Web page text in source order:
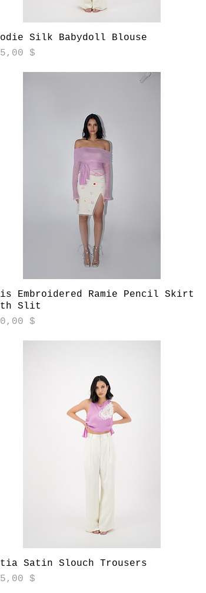
Aperçu rapide
Silk Babydoll Blouse
$
Aperçu rapide
Embroidered Ramie Pencil Skirt
Slit
$
Aperçu rapide
Satin Slouch Trousers
$